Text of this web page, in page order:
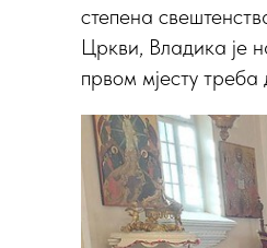
степена
Цркви, Владика је
првом мјесту